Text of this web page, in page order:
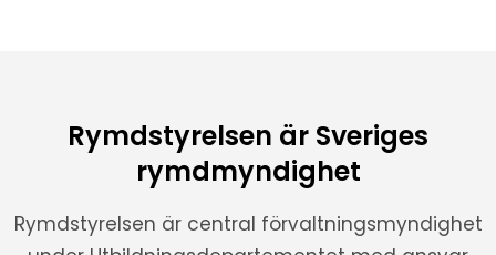
Rymdstyrelsen är Sveriges
rymdmyndighet
Rymdstyrelsen är central förvaltningsmyndighet